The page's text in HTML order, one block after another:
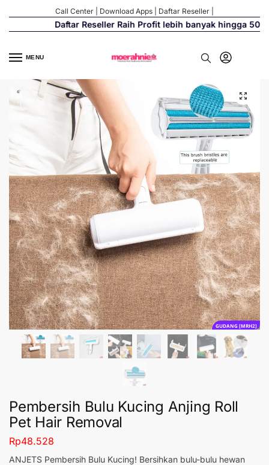
Call Center Download Apps Daftar Reseller
Daftar Reseller Raih Profit lebih banyak hingga 500%
MENU
GUDANG [MRH2]
Pembersih Bulu Kucing Anjing Roll
Pet Hair Removal
Rp48.528
ANJETS Pembersih Bulu Kucing! Bersihkan bulu-bulu hewan